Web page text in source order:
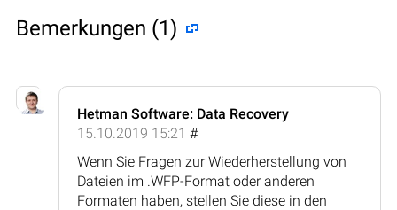
Bemerkungen (1)
Hetman Software: Data Recovery
15.10.2019 15:21 #
Wenn Sie Fragen zur Wiederherstellung von
Dateien im .WFP-Format oder anderen
Formaten haben, stellen Sie diese in den